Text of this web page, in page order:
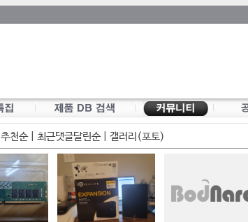
추천순| 최근댓글달린순| 갤러리(포토)